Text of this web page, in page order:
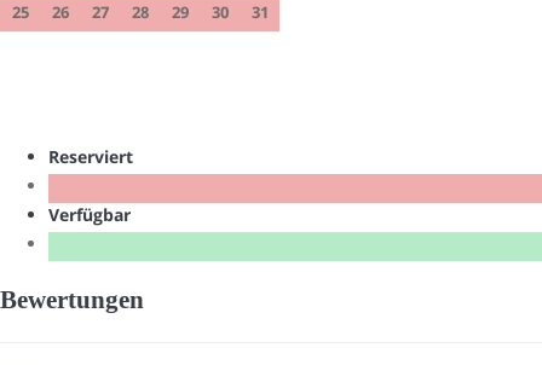
25
26 27 28 29 30 31
Reserviert
Verfügbar
Bewertungen